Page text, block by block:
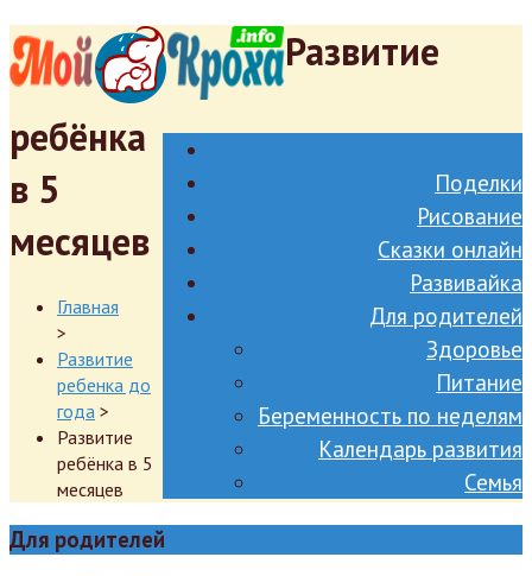
Поделки
Рисование
Сказки онлайн
Развивайка
Для родителей
Здоровье
Питание
Беременность по неделям
Календарь развития
Семья
Развитие
ребёнка
в 5
месяцев
Главная
>
Развитие
ребенка до
года >
Развитие
ребёнка в 5
месяцев
Для родителей